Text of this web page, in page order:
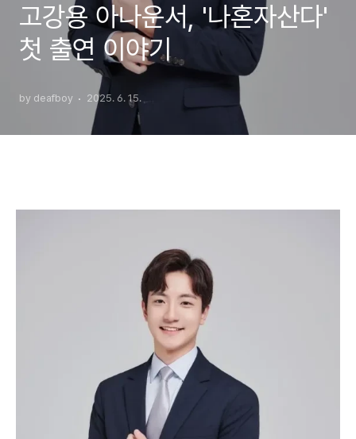
고강용 아나운서, '나혼자산다'
첫 출연 이야기
by deafboy 2025. 6. 15.